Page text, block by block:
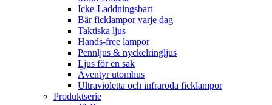
Icke-Laddningsbart
Bär ficklampor varje dag
Taktiska ljus
Hands-free lampor
Pennljus & nyckelringljus
Ljus för en sak
Äventyr utomhus
Ultravioletta och infraröda ficklampor
Produktserie